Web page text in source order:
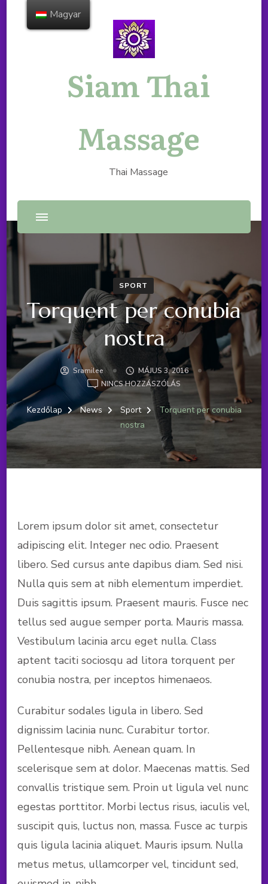
Siam Thai
Massage
Thai Massage
SPORT
Torquent per conubia
nostra
Sramilee
MÁJUS 3, 2016
NINCS HOZZÁSZÓLÁS
TORQUENT
PER
CONUBIA
NOSTRA
BEJEGYZÉSHEZ
Kezdőlap News Sport
Torquent per conubia
nostra
Lorem ipsum dolor sit amet, consectetur
adipiscing elit. Integer nec odio. Praesent
libero. Sed cursus ante dapibus diam. Sed nisi.
Nulla quis sem at nibh elementum imperdiet.
Duis sagittis ipsum. Praesent mauris. Fusce nec
tellus sed augue semper porta. Mauris massa.
Vestibulum lacinia arcu eget nulla. Class
aptent taciti sociosqu ad litora torquent per
conubia nostra, per inceptos himenaeos.
Curabitur sodales ligula in libero. Sed
dignissim lacinia nunc. Curabitur tortor.
Pellentesque nibh. Aenean quam. In
scelerisque sem at dolor. Maecenas mattis. Sed
convallis tristique sem. Proin ut ligula vel nunc
egestas porttitor. Morbi lectus risus, iaculis vel,
suscipit quis, luctus non, massa. Fusce ac turpis
quis ligula lacinia aliquet. Mauris ipsum. Nulla
metus metus, ullamcorper vel, tincidunt sed,
Magyar